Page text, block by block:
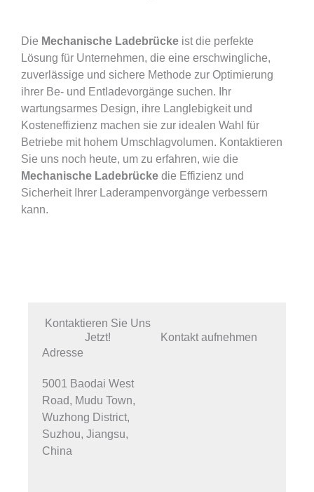
Die Mechanische Ladebrücke ist die perfekte
Lösung für Unternehmen, die eine erschwingliche,
zuverlässige und sichere Methode zur Optimierung
ihrer Be- und Entladevorgänge suchen. Ihr
wartungsarmes Design, ihre Langlebigkeit und
Kosteneffizienz machen sie zur idealen Wahl für
Betriebe mit hohem Umschlagvolumen. Kontaktieren
Sie uns noch heute, um zu erfahren, wie die
Mechanische Ladebrücke die Effizienz und
Sicherheit Ihrer Laderampenvorgänge verbessern
kann.
Kontaktieren Sie Uns
Jetzt!
Adresse
5001 Baodai West
Road, Mudu Town,
Wuzhong District,
Suzhou, Jiangsu,
China
Kontakt aufnehmen